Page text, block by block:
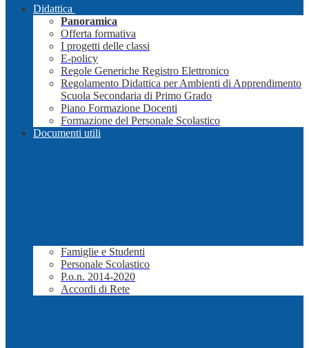
Didattica
Panoramica
Offerta formativa
I progetti delle classi
E-policy
Regole Generiche Registro Elettronico
Regolamento Didattica per Ambienti di Apprendimento
Scuola Secondaria di Primo Grado
Piano Formazione Docenti
Formazione del Personale Scolastico
Documenti utili
Famiglie e Studenti
Personale Scolastico
P.o.n. 2014-2020
Accordi di Rete